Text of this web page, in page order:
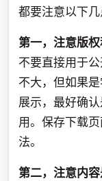
都要注意以下几
第一，注意版权
不要直接用于
不大，但如果
展示，最好确
用。保存下载
法。
第二，注意内容